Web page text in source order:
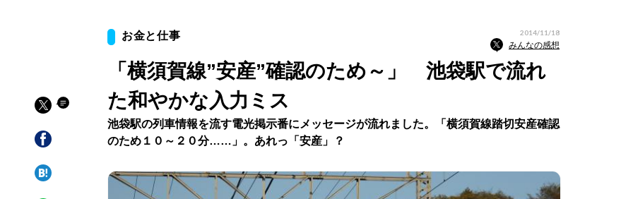
お金と仕事 2014/11/18
みんなの感想
「横須賀線”安産”確認のため～」 池袋駅で流れ
た和やかな入力ミス
池袋駅の列車情報を流す電光掲示番にメッセージが流れました。「横須賀線踏切安産確認
のため１０～２０分……」。あれっ「安産」？